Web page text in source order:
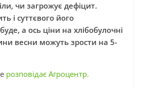
чи загрожує дефіцит.
і суттєвого його
а ось ціни на хлібобулочні
весни можуть зрости на 5-
розповідає Агроцентр.